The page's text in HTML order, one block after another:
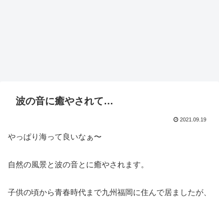
波の音に癒やされて…
2021.09.19
やっぱり海って良いなぁ〜
自然の風景と波の音とに癒やされます。
子供の頃から青春時代まで九州福岡に住んで居ましたが、